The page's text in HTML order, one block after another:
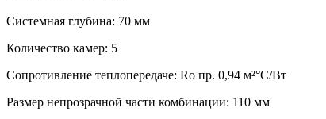
Системная глубина: 70 мм
Количество камер: 5
Сопротивление теплопередаче: Rо пр. 0,94 м²°С/Вт
Размер непрозрачной части комбинации: 110 мм